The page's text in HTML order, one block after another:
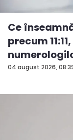
04 august 2026,
Ce
precum